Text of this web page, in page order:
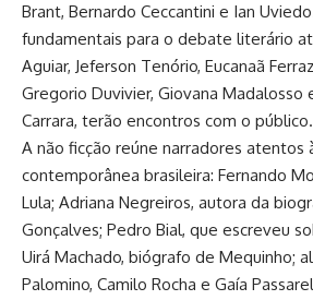
Brant, Bernardo Ceccantini e Ian
fundamentais para o debate literário
Aguiar, Jeferson Tenório, Eucanaã
Gregorio Duvivier, Giovana Madalosso
Carrara, terão encontros com o público.
A não ficção reúne narradores atentos
contemporânea brasileira: Fernando
Lula; Adriana Negreiros, autora da
Gonçalves; Pedro Bial, que escreveu
Uirá Machado, biógrafo de Mequinho;
Palomino, Camilo Rocha e Gaía